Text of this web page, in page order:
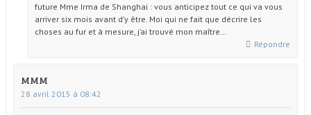
future Mme Irma de Shanghai : vous anticipez tout ce qui va vous
arriver six mois avant d’y être. Moi qui ne fait que décrire les
choses au fur et à mesure, j’ai trouvé mon maître…
Répondre
MMM
28 avril 2015 à 08:42